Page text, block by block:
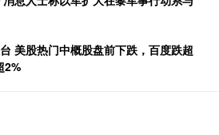
美股热门中概股盘前下跌，百度跌超
2%